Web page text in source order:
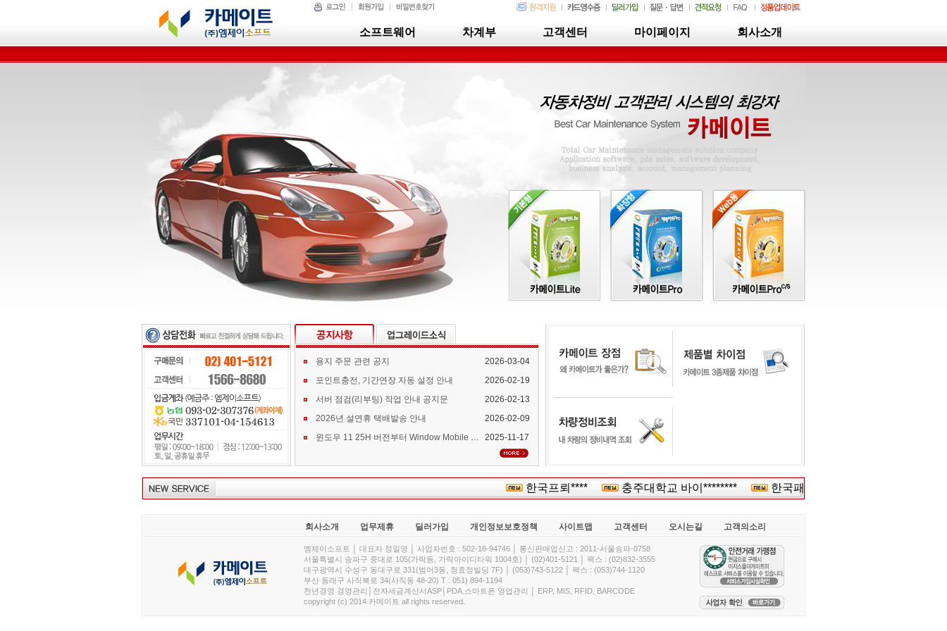
소프트웨어 차계부 고객센터 마이페이지 회사소개
용지 주문 관련 공지
2026-03-04
포인트충전, 기간연장 자동 설정 안내
2026-02-19
서버 점검(리부팅) 작업 안내 공지문
2026-02-13
2026년 설연휴 택배발송 안내
2026-02-09
윈도우 11 25H 버전부터 Window Mobile Device Center 지원 중단 안내
2025-11-17
한국프뢰**** 충주대학교 바이******** 한국패션산****
회사소개 업무제휴 딜러가입 개인정보보호정책 사이트맵 고객센터 오시는길 고객의소리
엠제이소프트 │ 대표자 정일영 │ 사업자번호 : 502-18-94746 │ 통신판매업신고 : 2011-서울송파-0758
서울특별시 송파구 중대로 105(가락동, 가락아이디타워 1004호) │ (02)401-5121 │ 팩스 : (02)832-3555
대구광역시 수성구 동대구로 331(범어3동, 청효정빌딩 7F) │ (053)743-5122 │ 팩스 : (053)744-1120
부산 동래구 사직북로 34(사직동 48-20) T : 051) 894-1194
천년경영 경영관리│전자세금계산서ASP│PDA.스마트폰 영업관리 │ ERP, MIS, RFID, BARCODE
copyright (c) 2014 카메이트 all rights reserved.